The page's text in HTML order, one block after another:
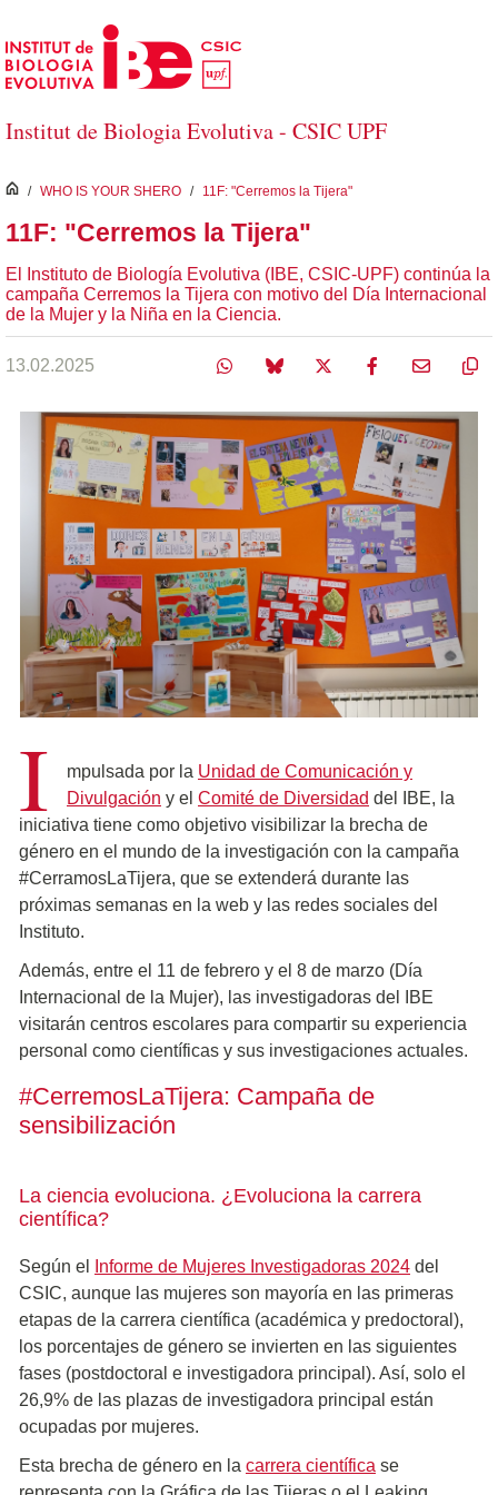
Saltar al contenido principal
Institut de Biologia Evolutiva - CSIC UPF
inici
/ WHO IS YOUR SHERO / 11F: "Cerremos la Tijera"
11F: "Cerremos la Tijera"
El Instituto de Biología Evolutiva (IBE, CSIC-UPF) continúa la
campaña Cerremos la Tijera con motivo del Día Internacional
de la Mujer y la Niña en la Ciencia.
13.02.2025
I mpulsada por la Unidad de Comunicación y
Divulgación y el Comité de Diversidad del IBE, la
iniciativa tiene como objetivo visibilizar la brecha de
género en el mundo de la investigación con la campaña
#CerramosLaTijera, que se extenderá durante las
próximas semanas en la web y las redes sociales del
Instituto.
Además, entre el 11 de febrero y el 8 de marzo (Día
Internacional de la Mujer), las investigadoras del IBE
visitarán centros escolares para compartir su experiencia
personal como científicas y sus investigaciones actuales.
#CerremosLaTijera: Campaña de
sensibilización
La ciencia evoluciona. ¿Evoluciona la carrera
científica?
Según el Informe de Mujeres Investigadoras 2024 del
CSIC, aunque las mujeres son mayoría en las primeras
etapas de la carrera científica (académica y predoctoral),
los porcentajes de género se invierten en las siguientes
fases (postdoctoral e investigadora principal). Así, solo el
26,9% de las plazas de investigadora principal están
ocupadas por mujeres.
Esta brecha de género en la carrera científica se